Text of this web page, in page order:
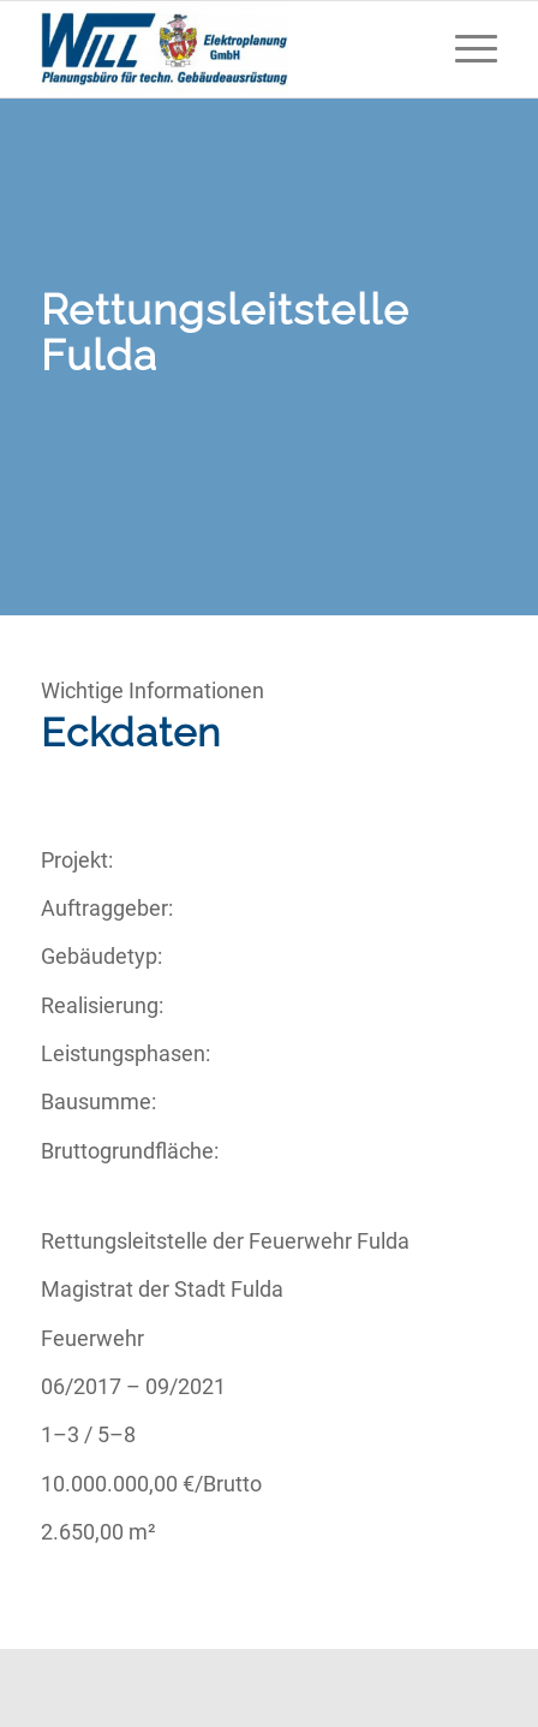
Rettungsleitstelle
Fulda
Wichtige Informationen
Eckdaten
Projekt:
Auftraggeber:
Gebäudetyp:
Realisierung:
Leistungsphasen:
Bausumme:
Bruttogrundfläche:
Rettungsleitstelle der Feuerwehr Fulda
Magistrat der Stadt Fulda
Feuerwehr
06/2017 – 09/2021
1–3 / 5–8
10.000.000,00 €/Brutto
2.650,00 m²